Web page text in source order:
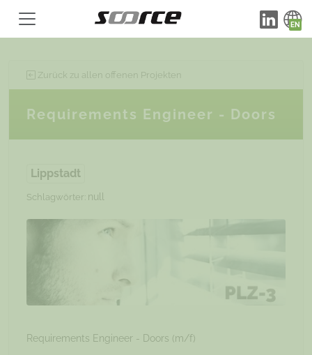
Zurück zu allen offenen Projekten
Requirements Engineer - Doors
Lippstadt
Schlagwörter: null
Requirements Engineer - Doors (m/f)